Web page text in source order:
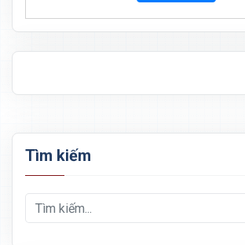
Tìm kiếm